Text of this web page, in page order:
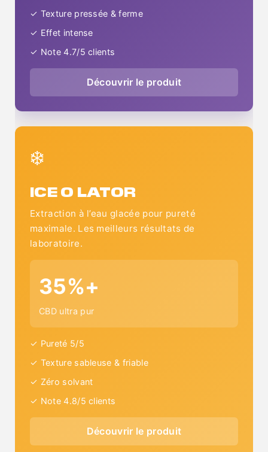
✓ Texture pressée & ferme
✓ Effet intense
✓ Note 4.7/5 clients
Découvrir le produit
❄️
ICE O LATOR
Extraction à l’eau glacée pour pureté
maximale. Les meilleurs résultats de
laboratoire.
35%+
CBD ultra pur
✓ Pureté 5/5
✓ Texture sableuse & friable
✓ Zéro solvant
✓ Note 4.8/5 clients
Découvrir le produit